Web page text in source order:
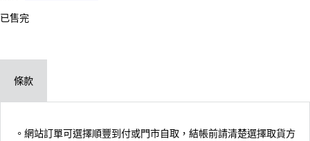
已售完
條款
。網站訂單可選擇順豐到付或門市自取，結帳前請清楚選擇取貨方